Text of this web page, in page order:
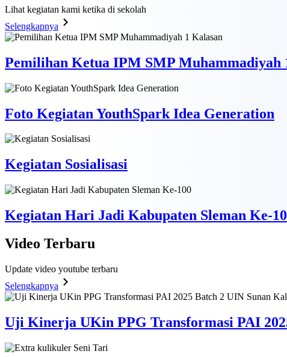
Lihat kegiatan kami ketika di sekolah
Selengkapnya
Pemilihan Ketua IPM SMP Muhammadiyah
Foto Kegiatan YouthSpark Idea Generation
Kegiatan Sosialisasi
Kegiatan Hari Jadi Kabupaten Sleman Ke-
Video Terbaru
Update video youtube terbaru
Selengkapnya
Uji Kinerja UKin PPG Transformasi PAI